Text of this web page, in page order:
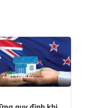
21/11/2025